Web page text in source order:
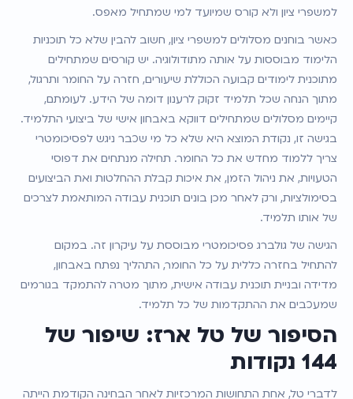
למשפרי ציון ולא קורס שמיועד למי שמתחיל מאפס.
כאשר בוחנים מסלולים למשפרי ציון, חשוב להבין שלא כל תוכניות
הלימוד מבוססות על אותה מתודולוגיה. יש קורסים שמתחילים
מתוכנית לימודים קבועה הכוללת שיעורים, חזרה על החומר ותרגול,
מתוך הנחה שכל תלמיד זקוק לרענון דומה של הידע. לעומתם,
קיימים מסלולים שמתחילים דווקא באבחון אישי של ביצועי התלמיד.
בגישה זו, נקודת המוצא היא שלא כל מי שכבר ניגש לפסיכומטרי
צריך ללמוד מחדש את כל החומר. תחילה מנתחים את דפוסי
הטעויות, את ניהול הזמן, את איכות קבלת ההחלטות ואת הביצועים
בסימולציות, ורק לאחר מכן בונים תוכנית עבודה המותאמת לצרכים
של אותו תלמיד.
הגישה של גולברג פסיכומטרי מבוססת על עיקרון זה. במקום
להתחיל בחזרה כללית על כל החומר, התהליך נפתח באבחון,
מדידה ובניית תוכנית עבודה אישית, מתוך מטרה להתמקד בגורמים
שמעכבים את ההתקדמות של כל תלמיד.
הסיפור של טל ארז: שיפור של
144 נקודות
לדברי טל, אחת התחושות המרכזיות לאחר הבחינה הקודמת הייתה